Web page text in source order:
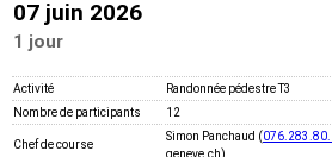
07 juin 2026
1 jour
Activité
Randonnée pédestre T3
Nombre de participants
12
Chef de course
Simon Panchaud (
geneve.ch)